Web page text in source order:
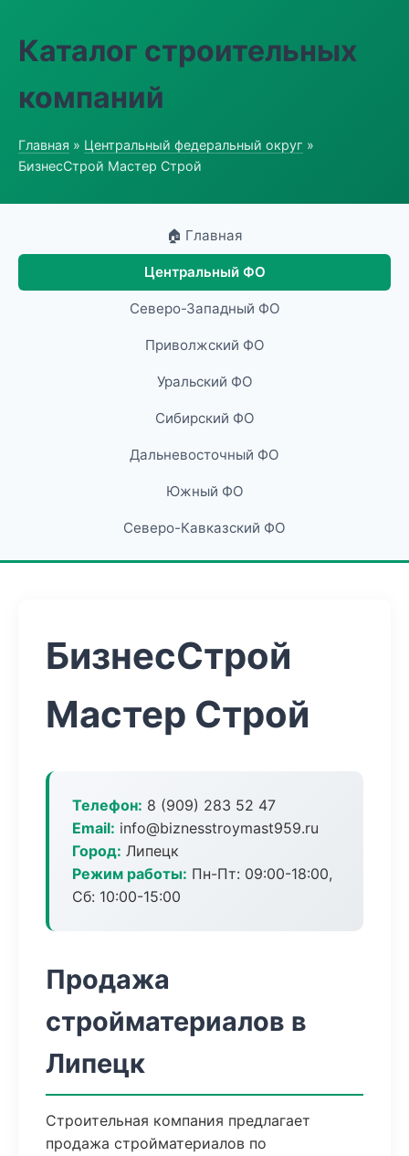
Каталог строительных
компаний
Главная » Центральный федеральный округ »
БизнесСтрой Мастер Строй
🏠 Главная
Центральный ФО
Северо-Западный ФО
Приволжский ФО
Уральский ФО
Сибирский ФО
Дальневосточный ФО
Южный ФО
Северо-Кавказский ФО
БизнесСтрой
Мастер Строй
Телефон: 8 (909) 283 52 47
Email: info@biznesstroymast959.ru
Город: Липецк
Режим работы: Пн-Пт: 09:00-18:00,
Сб: 10:00-15:00
Продажа
стройматериалов в
Липецк
Строительная компания предлагает
продажа стройматериалов по